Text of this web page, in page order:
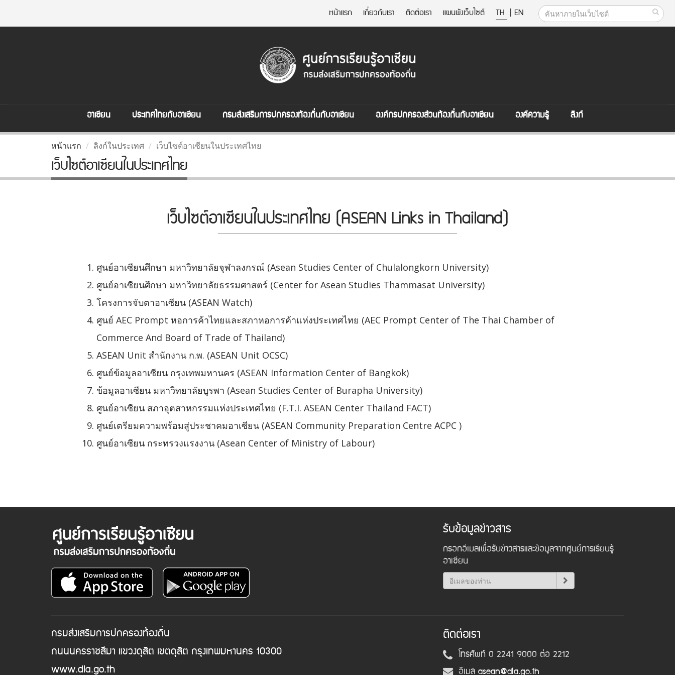
หน้าแรก เกี่ยวกับเรา ติดต่อเรา แผนผังเว็บไซต์ TH | EN
อาเซียน ประเทศไทยกับอาเซียน กรมส่งเสริมการปกครองท้องถิ่นกับอาเซียน องค์กรปกครองส่วนท้องถิ่นกับอาเซียน องค์ความรู้ ลิงก์
หน้าแรก ลิงก์ในประเทศ เว็บไซต์อาเซียนในประเทศไทย
เว็บไซต์อาเซียนในประเทศไทย
เว็บไซต์อาเซียนในประเทศไทย (ASEAN Links in Thailand)
ศูนย์อาเซียนศึกษา มหาวิทยาลัยจุฬาลงกรณ์ (Asean Studies Center of Chulalongkorn University)
ศูนย์อาเซียนศึกษา มหาวิทยาลัยธรรมศาสตร์ (Center for Asean Studies Thammasat University)
โครงการจับตาอาเซียน (ASEAN Watch)
ศูนย์ AEC Prompt หอการค้าไทยและสภาหอการค้าแห่งประเทศไทย (AEC Prompt Center of The Thai Chamber of
Commerce And Board of Trade of Thailand)
ASEAN Unit สำนักงาน ก.พ. (ASEAN Unit OCSC)
ศูนย์ข้อมูลอาเซียน กรุงเทพมหานคร (ASEAN Information Center of Bangkok)
ข้อมูลอาเซียน มหาวิทยาลัยบูรพา (Asean Studies Center of Burapha University)
ศูนย์อาเซียน สภาอุตสาหกรรมแห่งประเทศไทย (F.T.I. ASEAN Center Thailand FACT)
ศูนย์เตรียมความพร้อมสู่ประชาคมอาเซียน (ASEAN Community Preparation Centre ACPC )
ศูนย์อาเซียน กระทรวงแรงงาน (Asean Center of Ministry of Labour)
รับข้อมูลข่าวสาร
กรอกอีเมลเพื่อรับข่าวสารและข้อมูลจากศูนย์การเรียนรู้
อาเซียน
กรมส่งเสริมการปกครองท้องถิ่น
ถนนนครราชสีมา แขวงดุสิต เขตดุสิต กรุงเทพมหานคร 10300
www.dla.go.th
ติดต่อเรา
โทรศัพท์ 0 2241 9000 ต่อ 2212
อีเมล asean@dla.go.th